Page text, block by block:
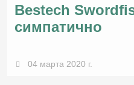
Bestech
симпатично
04 марта 2020 г.